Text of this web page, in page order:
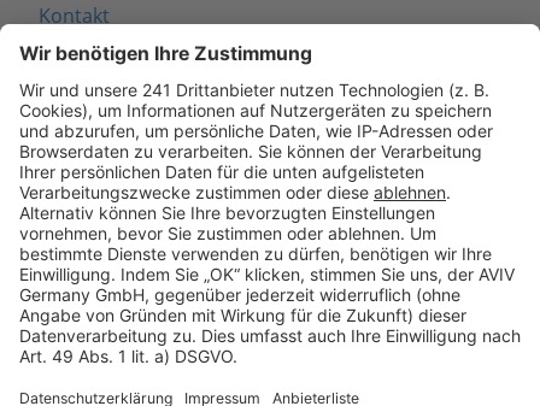
Kontakt
Seitenaufbau
Barrierefreiheit
Cookie Einstellungen
Rechtliches
AGB-Übersicht
Datenschutz
Impressum